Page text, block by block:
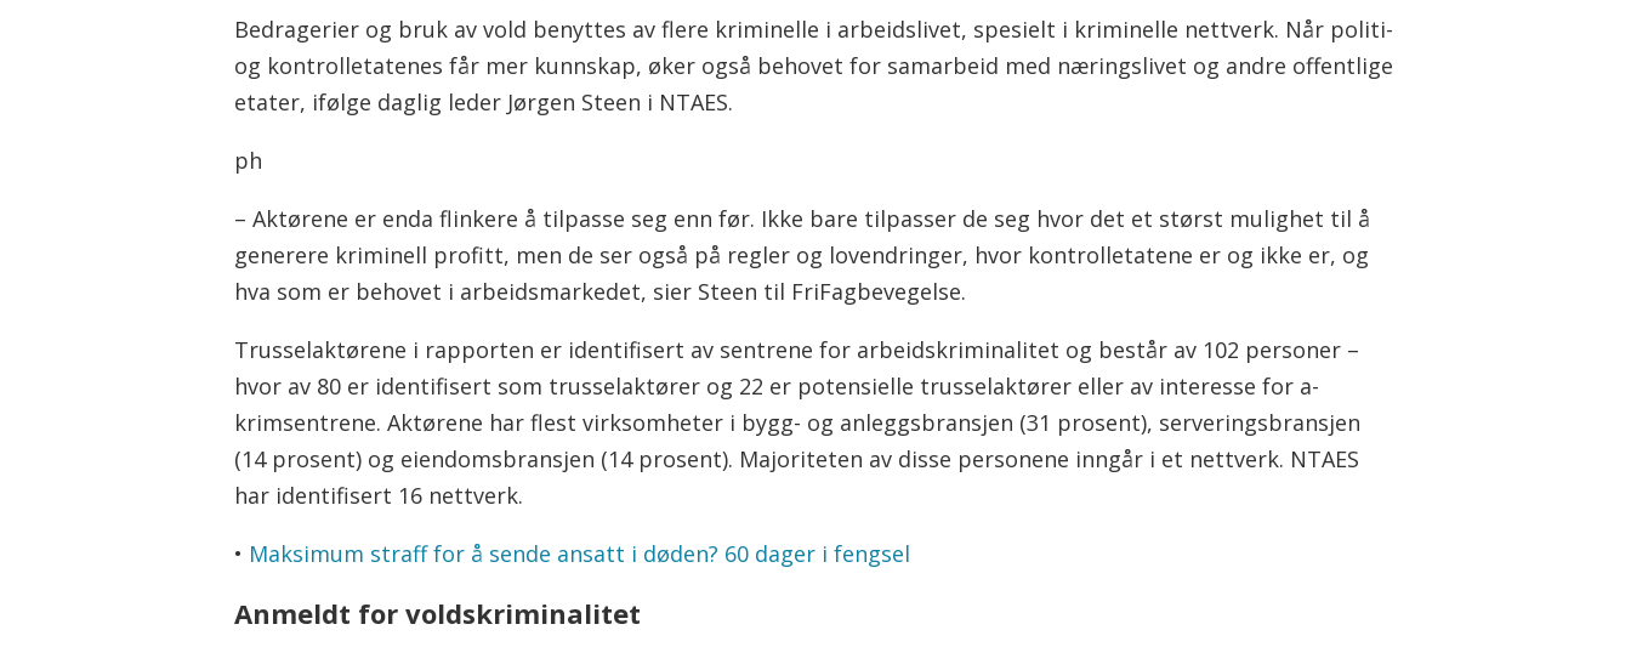
Bedragerier og bruk av vold benyttes av flere kriminelle i arbeidslivet, spesielt i kriminelle nettverk. Når politi-
og kontrolletatenes får mer kunnskap, øker også behovet for samarbeid med næringslivet og andre offentlige
etater, ifølge daglig leder Jørgen Steen i NTAES.
ph
– Aktørene er enda flinkere å tilpasse seg enn før. Ikke bare tilpasser de seg hvor det et størst mulighet til å
generere kriminell profitt, men de ser også på regler og lovendringer, hvor kontrolletatene er og ikke er, og
hva som er behovet i arbeidsmarkedet, sier Steen til FriFagbevegelse.
Trusselaktørene i rapporten er identifisert av sentrene for arbeidskriminalitet og består av 102 personer –
hvor av 80 er identifisert som trusselaktører og 22 er potensielle trusselaktører eller av interesse for a-
krimsentrene. Aktørene har flest virksomheter i bygg- og anleggsbransjen (31 prosent), serveringsbransjen
(14 prosent) og eiendomsbransjen (14 prosent). Majoriteten av disse personene inngår i et nettverk. NTAES
har identifisert 16 nettverk.
• Maksimum straff for å sende ansatt i døden? 60 dager i fengsel
Anmeldt for voldskriminalitet